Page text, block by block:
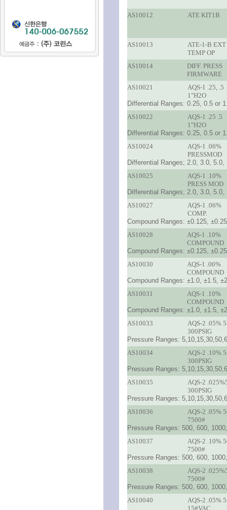
AS10012 ATE KIT1B
AS10013
ATE-1-B EXT
TEMP OP
AS10014
DIFF. PRESS
FIRMWARE
AS10021
AQS-1 .25, .5
1"H2O
Differential Ranges: 0.25, 0.5 or
AS10022
AQS-1 .25 .5
1"H2O
Differential Ranges: 0.25, 0.5 or
AS10024
AQS-1 .06%
PRESSMOD
Differential Ranges; 2.0, 3.0,
AS10025
AQS-1 .10%
PRESS MOD
Differential Ranges; 2.0, 3.0,
AS10027
AQS-1 .06%
COMP.
Compound Ranges: ±0.125,
AS10028
AQS-1 .10%
COMPOUND
Compound Ranges: ±0.125,
AS10030
AQS-1 .06%
COMPOUND
Compound Ranges: ±1.0, ±1.5,
AS10031
AQS-1 .10%
COMPOUND
Compound Ranges: ±1.0, ±1.5,
AS10033
AQS-2 .05%
300PSIG
Pressure Ranges:
AS10034
AQS-2 .10%
300PSIG
Pressure Ranges:
AS10035
AQS-2
300PSIG
Pressure Ranges:
AS10036
AQS-2 .05%
7500#
Pressure Ranges: 500, 600,
AS10037
AQS-2 .10%
7500#
Pressure Ranges: 500, 600,
AS10038
AQS-2
7500#
Pressure Ranges: 500, 600,
AS10040
AQS-2 .05%
15#VAC